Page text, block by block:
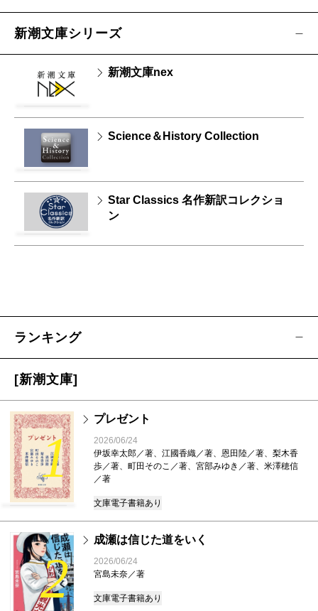
新潮文庫シリーズ
新潮文庫nex
Science＆History Collection
Star Classics 名作新訳コレクショ
ン
ランキング
[新潮文庫]
1
プレゼント
2026/06/24
伊坂幸太郎／著、江國香織／著、恩田陸／著、梨木香
歩／著、町田そのこ／著、宮部みゆき／著、米澤穂信
／著
文庫電子書籍あり
2
成瀬は信じた道をいく
2026/06/24
宮島未奈／著
文庫電子書籍あり